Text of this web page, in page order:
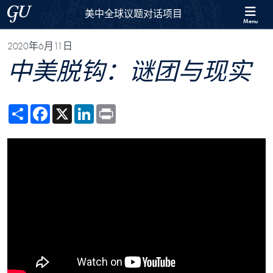
Skip to 美中全球议题对话项目 Full Site Menu
Skip to main content
Georgetown University美中全球议题对话项目 Menu
2020年6月11日
中美脱钩：谜团与现实
ShareFacebook
X LinkedIn